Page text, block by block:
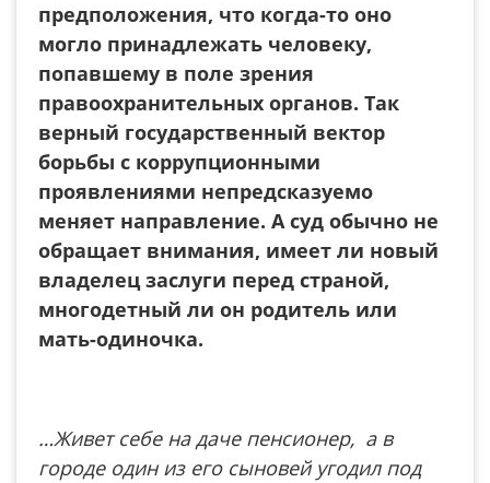
предположения, что когда-то оно
могло принадлежать человеку,
попавшему в поле зрения
правоохранительных органов. Так
верный государственный вектор
борьбы с коррупционными
проявлениями непредсказуемо
меняет направление. А суд обычно не
обращает внимания, имеет ли новый
владелец заслуги перед страной,
многодетный ли он родитель или
мать-одиночка.
…Живет себе на даче пенсионер, а в
городе один из его сыновей угодил под